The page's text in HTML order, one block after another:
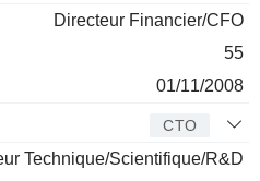
Directeur Financier/CFO
55
01/11/2008
CTO
Technique/Scientifique/R&D